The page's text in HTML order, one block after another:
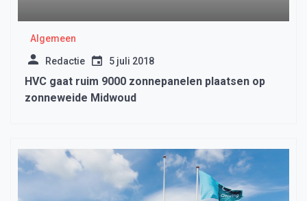
Algemeen
Redactie 5 juli 2018
HVC gaat ruim 9000 zonnepanelen plaatsen op
zonneweide Midwoud